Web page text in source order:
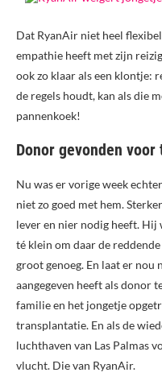
Dat RyanAir niet heel
empathie heeft met zijn
ook zo klaar als een klontje:
de regels houdt, kan als die
pannenkoek!
Donor gevonden
Nu was er vorige week
niet zo goed met hem.
lever en nier nodig heeft. Hij
té klein om daar de
groot genoeg. En laat er nou
aangegeven heeft als donor
familie en het jongetje
transplantatie. En als de
luchthaven van Las Palmas
vlucht. Die van RyanAir.